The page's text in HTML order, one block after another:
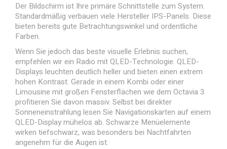
Der Bildschirm ist Ihre primäre Schnittstelle zum System.
Standardmäßig verbauen viele Hersteller IPS-Panels. Diese
bieten bereits gute Betrachtungswinkel und ordentliche
Farben.
Wenn Sie jedoch das beste visuelle Erlebnis suchen,
empfehlen wir ein Radio mit QLED-Technologie. QLED-
Displays leuchten deutlich heller und bieten einen extrem
hohen Kontrast. Gerade in einem Kombi oder einer
Limousine mit großen Fensterflächen wie dem Octavia 3
profitieren Sie davon massiv. Selbst bei direkter
Sonneneinstrahlung lesen Sie Navigationskarten auf einem
QLED-Display mühelos ab. Schwarze Menüelemente
wirken tiefschwarz, was besonders bei Nachtfahrten
angenehm für die Augen ist.